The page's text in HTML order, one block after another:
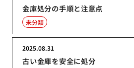
金庫処分の手順と注意点
未分類
古い金庫を安全に処分
2025.08.31